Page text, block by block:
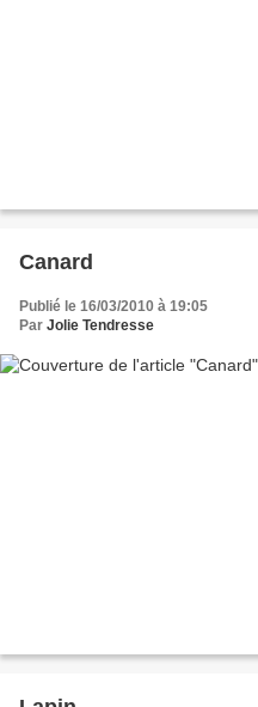
Canard
Publié le 16/03/2010 à 19:05
Par Jolie Tendresse